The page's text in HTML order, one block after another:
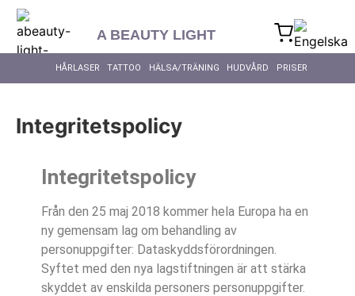
content
A BEAUTY LIGHT
HÅRLASER TATTOO HÄLSA/TRÄNING HUDVÅRD PRISER
Integritetspolicy
Integritetspolicy
Från den 25 maj 2018 kommer hela Europa ha en
ny gemensam lag om behandling av
personuppgifter: Dataskyddsförordningen.
Syftet med den nya lagstiftningen är att stärka
skyddet av enskilda personers personuppgifter.